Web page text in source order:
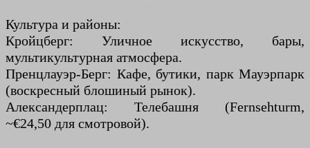
Культура и районы:
Кройцберг: Уличное искусство, бары,
мультикультурная атмосфера.
Пренцлауэр-Берг: Кафе, бутики, парк Мауэрпарк
(воскресный блошиный рынок).
Александерплац: Телебашня (Fernsehturm,
~€24,50 для смотровой).